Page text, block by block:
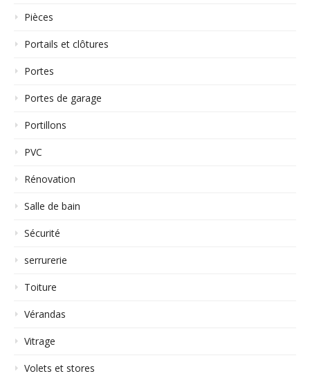
Pièces
Portails et clôtures
Portes
Portes de garage
Portillons
PVC
Rénovation
Salle de bain
Sécurité
serrurerie
Toiture
Vérandas
Vitrage
Volets et stores